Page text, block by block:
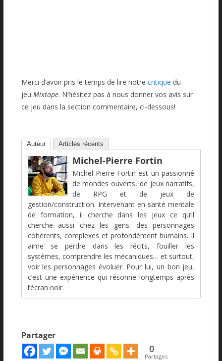
Merci d’avoir pris le temps de lire notre critique du
jeu Mixtape. N’hésitez pas à nous donner vos avis sur
ce jeu dans la section commentaire, ci-dessous!
Auteur Articles récents
Michel-Pierre Fortin
Michel-Pierre Fortin est un passionné
de mondes ouverts, de jeux narratifs,
de RPG et de jeux de
gestion/construction. Intervenant en santé mentale
de formation, il cherche dans les jeux ce qu’il
cherche aussi chez les gens: des personnages
cohérents, complexes et profondément humains. Il
aime se perdre dans les récits, fouiller les
systèmes, comprendre les mécaniques… et surtout,
voir les personnages évoluer. Pour lui, un bon jeu,
c’est une expérience qui résonne longtemps après
l’écran noir.
Partager
0
Partages